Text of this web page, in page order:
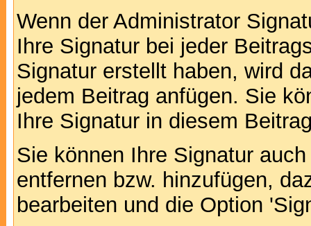
Wenn der Administrator
Ihre Signatur bei jeder
Signatur erstellt haben, wird
jedem Beitrag anfügen. Sie
Ihre Signatur in diesem
Sie können Ihre Signatur
entfernen bzw. hinzufügen,
bearbeiten und die Option